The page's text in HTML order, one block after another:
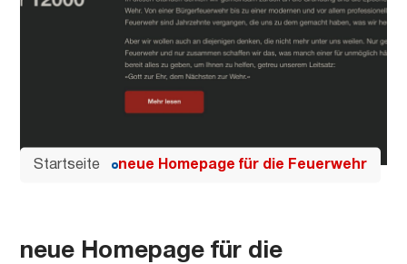
Startseite neue Homepage für die Feuerwehr
neue Homepage für die